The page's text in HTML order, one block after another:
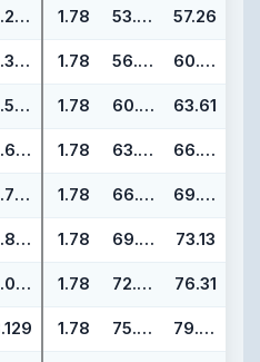
2.254 1.78 53.70 57.26
2.379 1.78 56.87 60.43
2.504 1.78 60.05 63.61
2.629 1.78 63.22 66.78
2.754 1.78 66.40 69.96
2.879 1.78 69.57 73.13
3.004 1.78 72.75 76.31
1.78 75.92 79.48